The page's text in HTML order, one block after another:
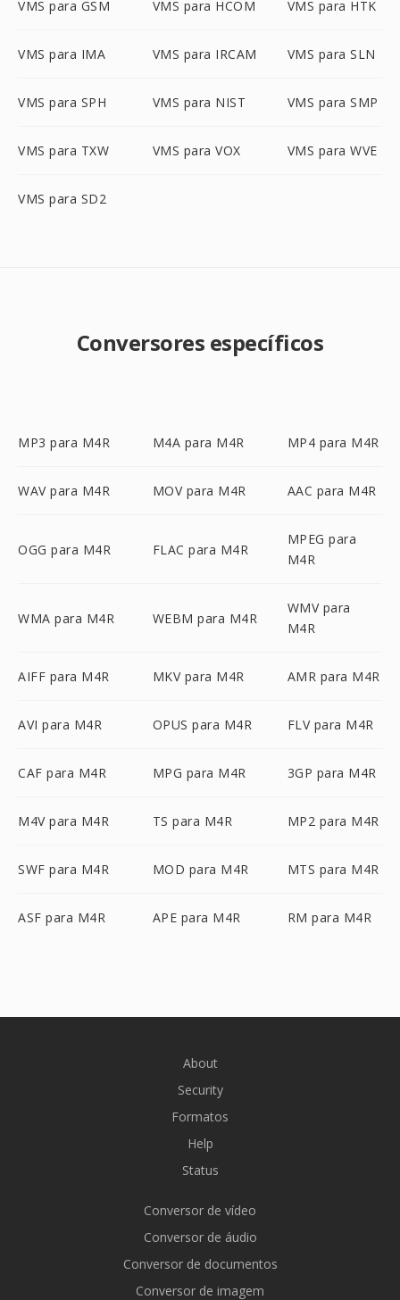
VMS para GSM VMS para HCOM VMS para HTK
VMS para IMA VMS para IRCAM VMS para SLN
VMS para SPH VMS para NIST VMS para SMP
VMS para TXW VMS para VOX VMS para WVE
VMS para SD2
Conversores específicos
MP3 para M4R M4A para M4R MP4 para M4R
WAV para M4R MOV para M4R AAC para M4R
OGG para M4R FLAC para M4R
MPEG para
M4R
WMA para M4R WEBM para M4R
WMV para
M4R
AIFF para M4R MKV para M4R AMR para M4R
AVI para M4R OPUS para M4R FLV para M4R
CAF para M4R MPG para M4R 3GP para M4R
M4V para M4R TS para M4R MP2 para M4R
SWF para M4R MOD para M4R MTS para M4R
ASF para M4R APE para M4R RM para M4R
About
Security
Formatos
Help
Status
Conversor de vídeo
Conversor de áudio
Conversor de documentos
Conversor de imagem